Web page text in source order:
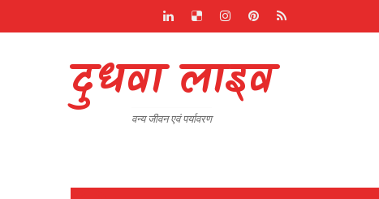
दुधवा लाइव
वन्य जीवन एवं पर्यावरण